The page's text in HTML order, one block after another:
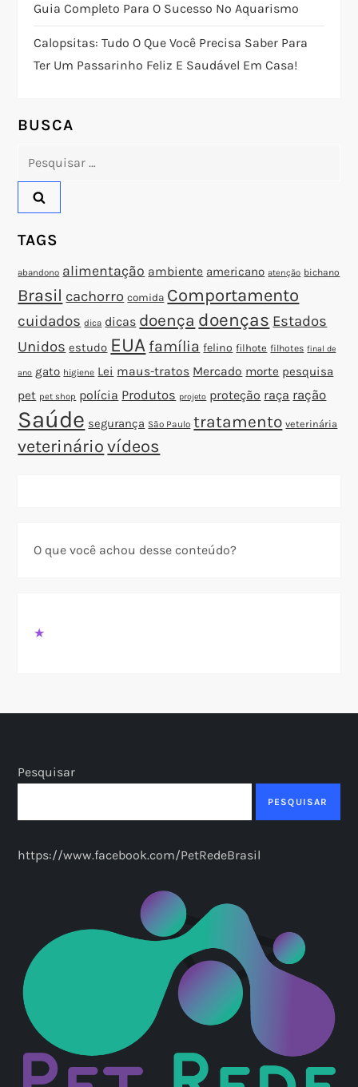
d
e
o
s
t
Guia Completo Para O Sucesso No Aquarismo
Calopsitas: Tudo O Que Você Precisa Saber Para
Ter Um Passarinho Feliz E Saudável Em Casa!
BUSCA
Pesquisar
TAGS
abandono alimentação ambiente americano atenção bichano
Brasil cachorro comida Comportamento
cuidados dica dicas doença doenças Estados
Unidos estudo EUA família felino filhote filhotes final de
ano gato higiene Lei maus-tratos Mercado morte pesquisa
pet pet shop polícia Produtos projeto proteção raça ração
Saúde segurança São Paulo tratamento veterinária
veterinário vídeos
O que você achou desse conteúdo?
★
Pesquisar
PESQUISAR
https://www.facebook.com/PetRedeBrasil